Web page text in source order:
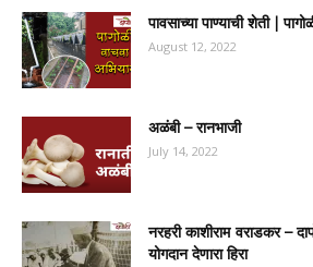
पावसाच्या पाण्याची शेती |
August 12, 2022
अळंबी – रानभाजी
July 14, 2022
नरहरी काशीराम वराडकर –
योगदान देणारा हिरा